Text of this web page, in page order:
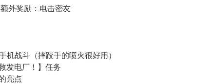
外奖励：电击密友
机战斗（摔跤手的喷火很好用）
发电厂！】任务
亮点